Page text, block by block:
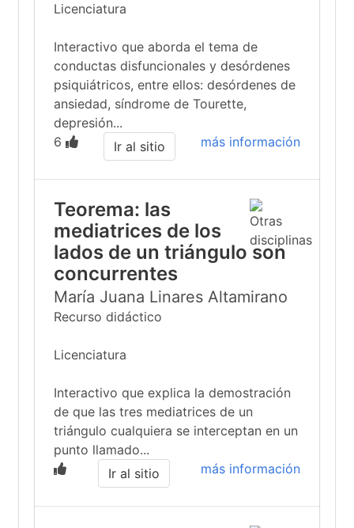
Licenciatura
Interactivo que aborda el tema de
conductas disfuncionales y desórdenes
psiquiátricos, entre ellos: desórdenes de
ansiedad, síndrome de Tourette,
depresión...
6
más información
Ir al sitio
Teorema: las
mediatrices de los
lados de un triángulo son
concurrentes
María Juana Linares Altamirano
Recurso didáctico
Licenciatura
Interactivo que explica la demostración
de que las tres mediatrices de un
triángulo cualquiera se interceptan en un
punto llamado...
más información
Ir al sitio